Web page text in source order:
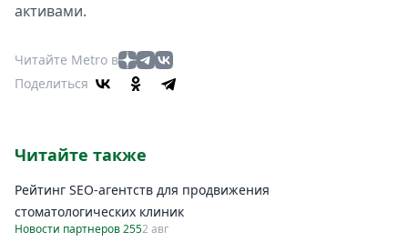
активами.
Читайте Metro в
Поделиться
Читайте также
Рейтинг SEO-агентств для продвижения
стоматологических клиник
Новости партнеров 2552 авг